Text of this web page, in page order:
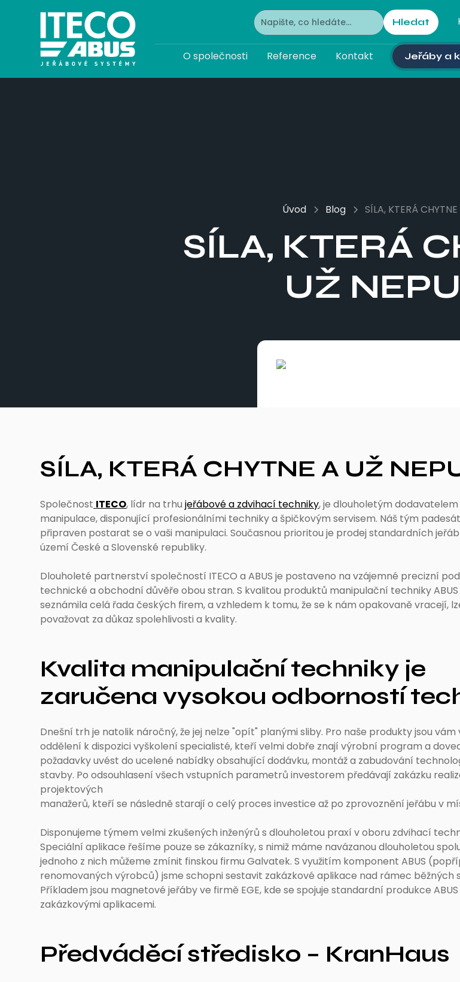
O společnosti Reference Kontakt Jeřáby a
Úvod Blog SÍLA, KTERÁ
SÍLA, KTERÁ
UŽ
SÍLA, KTERÁ CHYTNE A UŽ
Společnost ITECO, lídr na trhujeřábové a zdvihací techniky, je dlouholetým
manipulace, disponující profesionálními techniky a špičkovým servisem. Náš tým
připraven postarat se o vaši manipulaci. Současnou prioritou je prodej standardních
území České a Slovenské republiky.
Dlouholeté partnerství společností ITECO a ABUS je postaveno na vzájemné precizní
technické a obchodní důvěře obou stran. S kvalitou produktů manipulační techniky ABUS
seznámila celá řada českých firem, a vzhledem k tomu, že se k nám opakovaně vracejí,
považovat za důkaz spolehlivosti a kvality.
Kvalita manipulační techniky je
zaručena vysokou odborností
Dnešní trh je natolik náročný, že jej nelze "opít" planými sliby. Pro naše produkty jsou
oddělení k dispozici vyškolení specialisté, kteří velmi dobře znají výrobní program a
požadavky uvést do ucelené nabídky obsahující dodávku, montáž a zabudování
stavby. Po odsouhlasení všech vstupních parametrů investorem předávají zakázku
projektových
manažerů, kteří se následně starají o celý proces investice až po zprovoznění jeřábu v
Disponujeme týmem velmi zkušených inženýrů s dlouholetou praxí v oboru zdvihací
Speciální aplikace řešíme pouze se zákazníky, s nimiž máme navázanou dlouholetou
jednoho z nich můžeme zmínit finskou firmu Galvatek. S využitím komponent ABUS
renomovaných výrobců) jsme schopni sestavit zakázkové aplikace nad rámec běžných
Příkladem jsou magnetové jeřáby ve firmě EGE, kde se spojuje standardní produkce
zakázkovými aplikacemi.
Předváděcí středisko – KranHaus